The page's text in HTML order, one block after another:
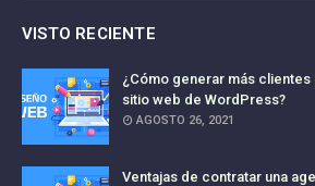
VISTO RECIENTE
¿Cómo generar más
sitio web de WordPress?
AGOSTO 26, 2021
Ventajas de contratar una